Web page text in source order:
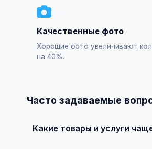
Качественные фото
Хорошие фото увеличивают
на 40%.
Часто задаваемые
Какие товары и услуги